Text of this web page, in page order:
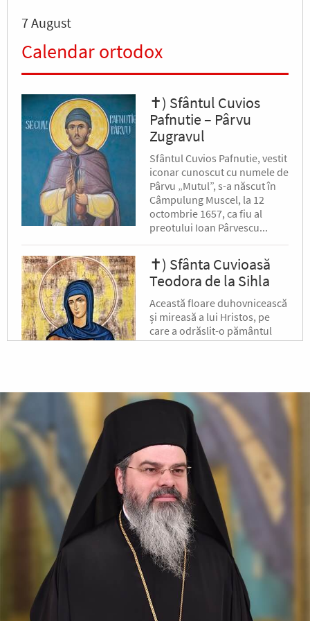
7 August
Calendar ortodox
✝) Sfântul Cuvios
Pafnutie – Pârvu
Zugravul
Sfântul Cuvios Pafnutie, vestit
iconar cunoscut cu numele de
Pârvu „Mutul”, s-a născut în
Câmpulung Muscel, la 12
octombrie 1657, ca fiu al
preotului Ioan Pârvescu...
✝) Sfânta Cuvioasă
Teodora de la Sihla
Această floare duhovnicească
și mireasă a lui Hristos, pe
care a odrăslit-o pământul
binecuvântat al Moldovei, s-a
După-prăznuirea
Schimbării la Față a
Domnului
Schimbarea la Față a
Mântuitorului Iisus Hristos
este unul din Praznicele
împărătești ale Bisericii
Ortodoxe, sărbătorită la 6
august.
Sfântul Antonie de la
Optina
Doamne, ajută-mi să văd